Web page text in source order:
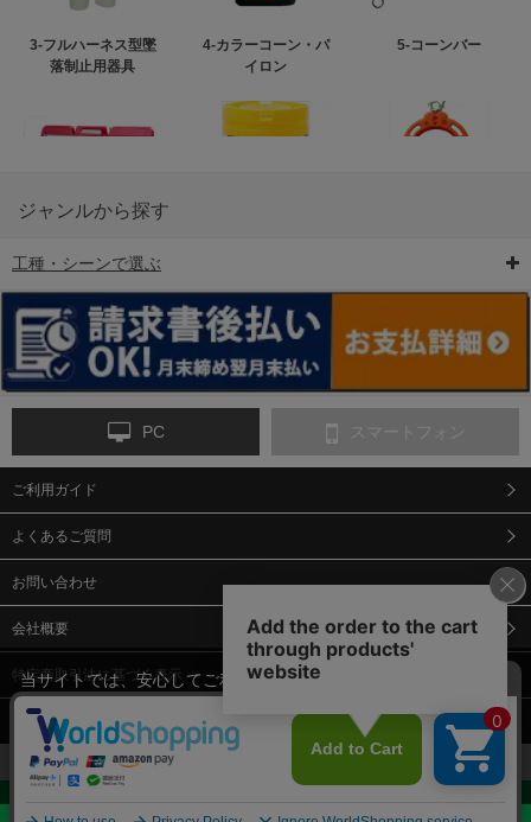
お見積・ご購入へ
3-フルハーネス型墜
落制止用器具
4-カラーコーン・パ
イロン
5-コーンバー
6-矢印板/LED矢印板
ンス
9-点字マット・タイ
12-安全ベスト
13-誘導灯・誘導棒・
合図灯・手旗
14-ライフジャケット
ジャンルから探す
工種・シーンで選ぶ
PC スマートフォン
ご利用ガイド
よくあるご質問
お問い合わせ
会社概要
特定商取引法に基づく表示
個人情報保護方針
当サイトでは、安心してご利用いただくため（なりすまし防止
等）、またサイトの利便性向上のため、クッキー(Cookie)を使用
しています。 サイトのクッキー(Cookie)の使用に関しては、「プ
ライバシーポリシー」をお読みください。